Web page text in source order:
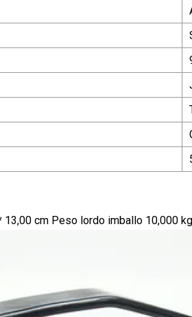
cm Peso lordo imballo 10,000 kg